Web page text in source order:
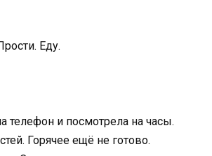
Еду.
телефон и посмотрела на часы.
Горячее ещё не готово.